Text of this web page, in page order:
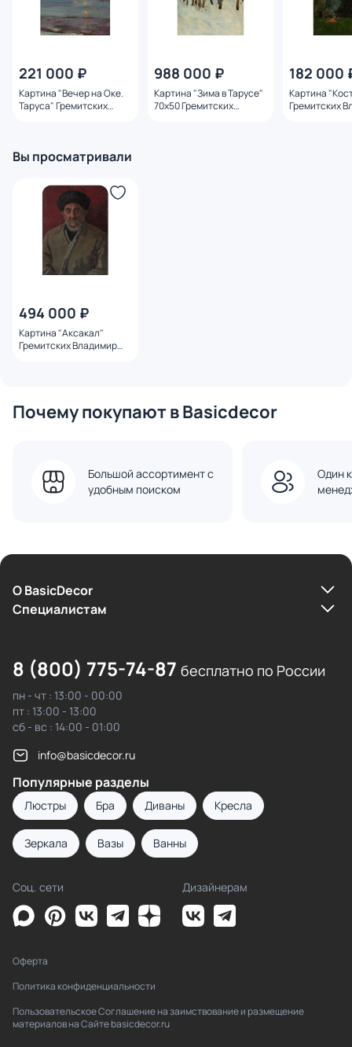
221 000 ₽
Картина "Вечер на Оке.
Таруса" Гремитских
988 000 ₽
Картина "Зима в Тарусе"
70х50 Гремитских
182 000
Картина
Гремитских
Вы просматривали
494 000 ₽
Картина "Аксакал"
Гремитских Владимир
Почему покупают в Basicdecor
Большой ассортимент с
удобным поиском
Один
О BasicDecor
Cпециалистам
8 (800) 775-74-87 бесплатно по России
пн - чт : 13:00 - 00:00
пт : 13:00 - 13:00
сб - вс : 14:00 - 01:00
info@basicdecor.ru
Популярные разделы
Люстры Бра Диваны Кресла
Зеркала Вазы Ванны
Соц. сети Дизайнерам
Оферта
Политика конфиденциальности
Пользовательское Соглашение на заимствование и размещение
материалов на Сайте basicdecor.ru